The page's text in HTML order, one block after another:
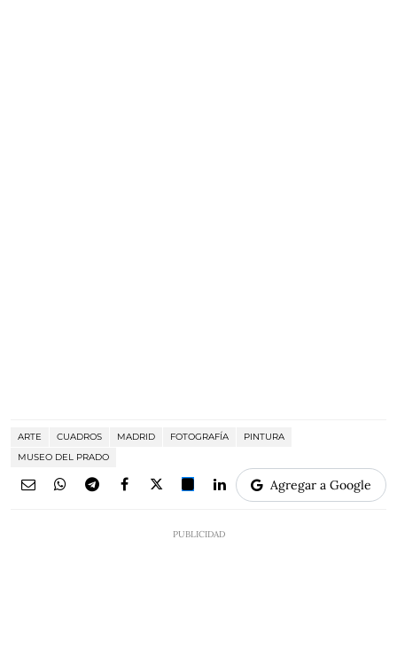
ARTE CUADROS MADRID FOTOGRAFÍA
PINTURA
MUSEO DEL PRADO
Agregar a Google